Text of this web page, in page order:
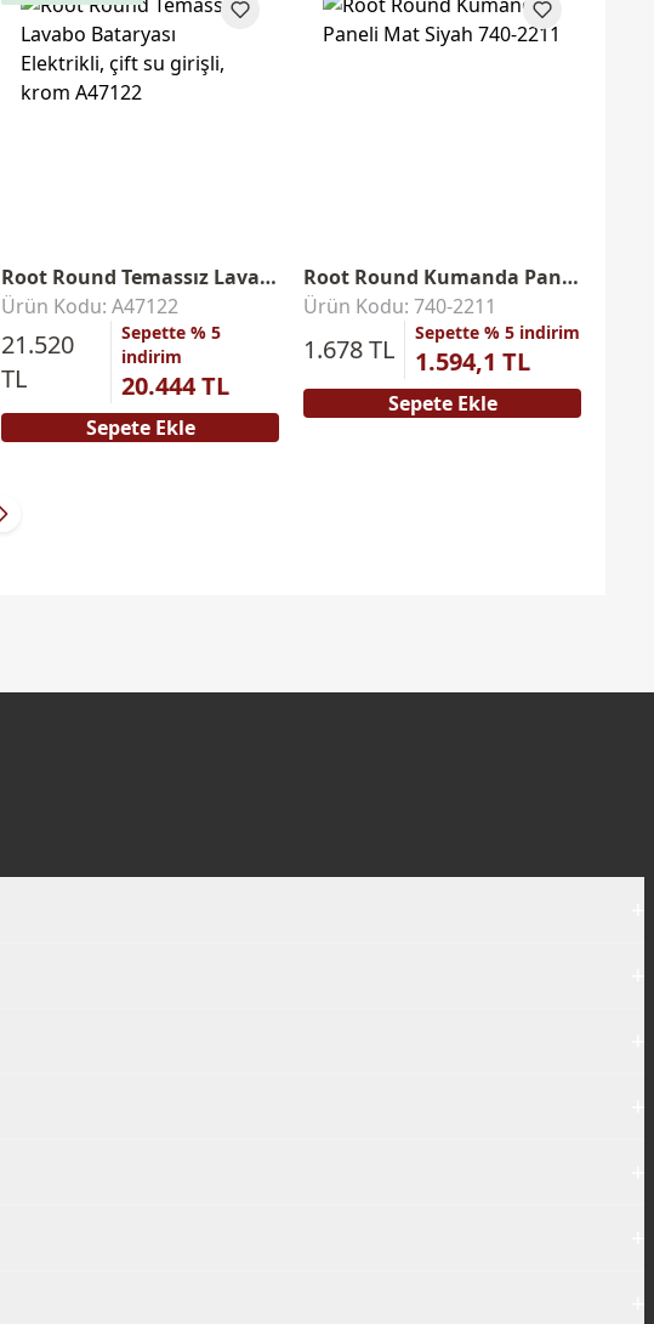
Root Round Temassız Lavabo Bataryası
Ürün Kodu: A47122
21.520
TL
Sepette % 5
indirim
20.444 TL
Sepete Ekle
Root Round Kumanda Paneli
Ürün Kodu: 740-2211
1.678 TL
Sepette % 5 indirim
1.594,1 TL
Sepete Ekle